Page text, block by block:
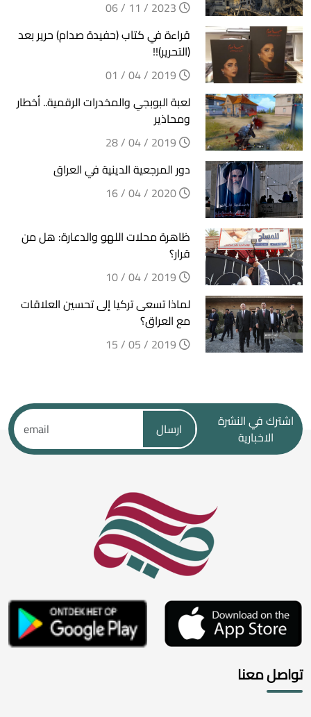
قراءة في كتاب (حفيدة صدام) حرير بعد
(التحرير)!!
لعبة البوبجي والمخدرات الرقمية.. أخطار
ومحاذير
دور المرجعية الدينية في العراق
ظاهرة محلات اللهو والدعارة: هل من
قرار؟
لماذا تسعى تركيا إلى تحسين العلاقات
مع العراق؟
اشترك في النشرة
الاخبارية
ارسال
تواصل معنا